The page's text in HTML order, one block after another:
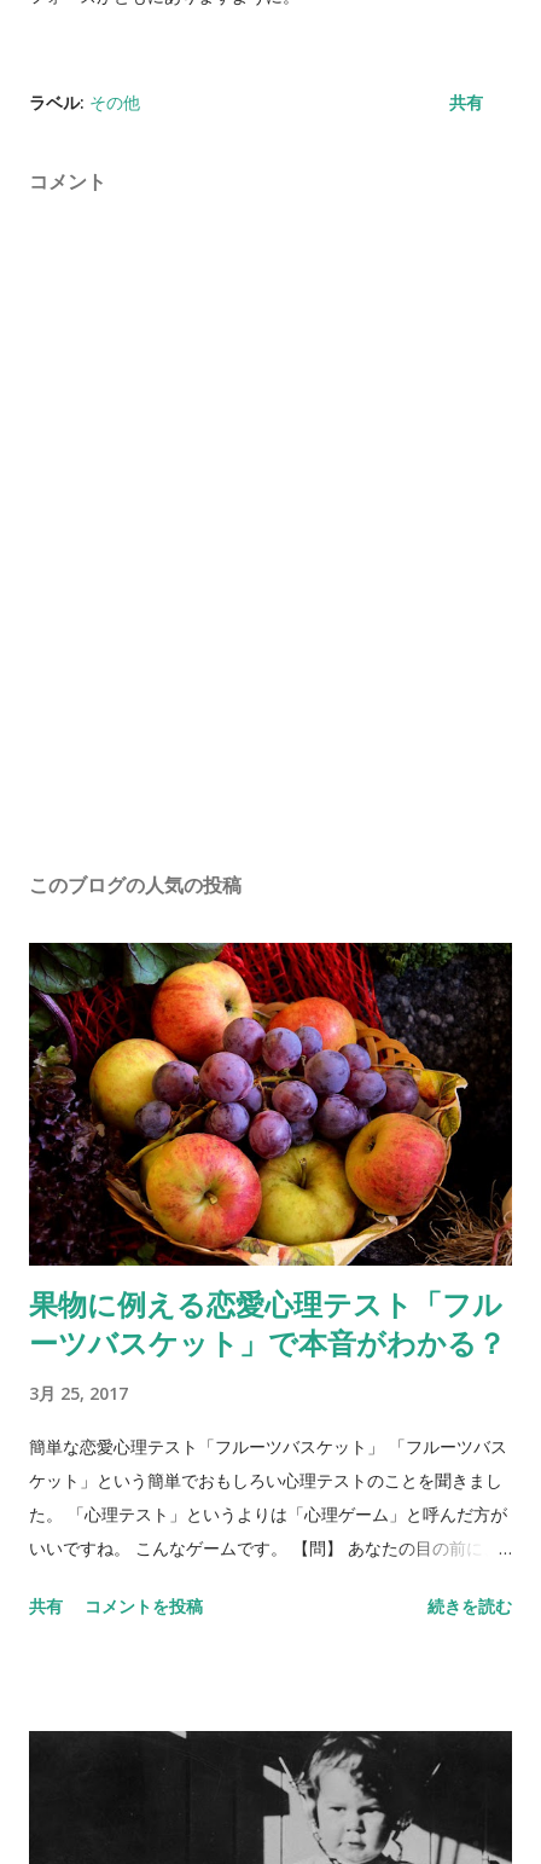
ラベル: その他 共有
コメント
このブログの人気の投稿
果物に例える恋愛心理テスト「フル
ーツバスケット」で本音がわかる？
3月 25, 2017
簡単な恋愛心理テスト「フルーツバスケット」 「フルーツバス
ケット」という簡単でおもしろい心理テストのことを聞きまし
た。 「心理テスト」というよりは「心理ゲーム」と呼んだ方が
いいですね。 こんなゲームです。 【問】 あなたの目の前に、
ナナ、ぶどう、みかん、イチゴ、キウイが入っています。5種類
共有 コメントを投稿 続きを読む